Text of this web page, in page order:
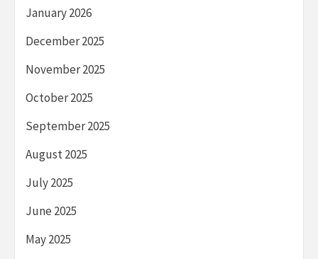
January 2026
December 2025
November 2025
October 2025
September 2025
August 2025
July 2025
June 2025
May 2025